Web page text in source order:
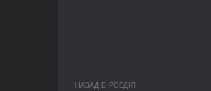
НАЗАД В РОЗДIЛ